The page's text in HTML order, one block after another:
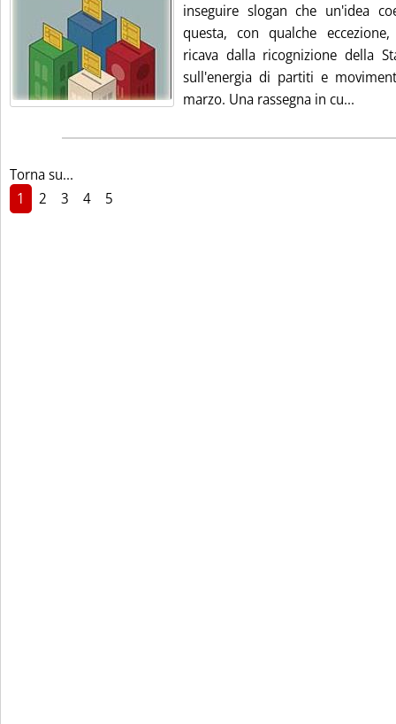
inseguire slogan che un'idea
questa, con qualche
ricava dalla ricognizione della
sull'energia di partiti e
marzo. Una rassegna in cu...
Torna su...
1
2 3 4 5